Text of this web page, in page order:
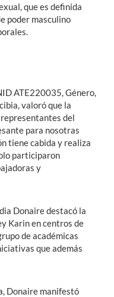
que es definida
poder masculino
ATE220035, Género,
valoró que la
del
para nosotras
tiene cabida y realiza
participaron
y
Donaire destacó la
Karin en centros de
de académicas
que además
Donaire manifestó